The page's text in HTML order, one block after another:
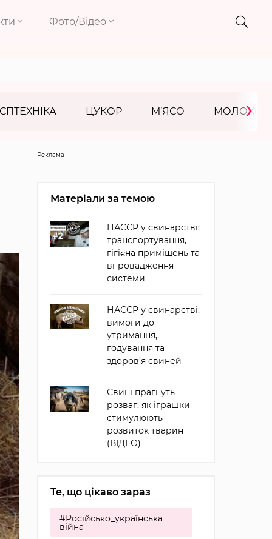
Фото/Відео
ЦУКОР М’ЯСО МОЛОКО
›
Реклама
Матеріали за темою
НАССР у свинарстві:
транспортування,
гігієна приміщень та
впровадження
системи
НАССР у свинарстві:
вимоги до
утримання,
годування та
здоров’я свиней
Свині прагнуть
розваг: як іграшки
стимулюють
розвиток тварин
(ВІДЕО)
Те, що цікаво зараз
#Російсько_українська
війна